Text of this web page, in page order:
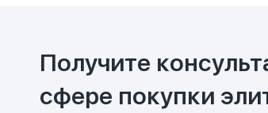
Получите
сфере покупки